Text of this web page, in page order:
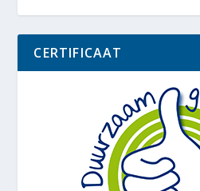
CERTIFICAAT